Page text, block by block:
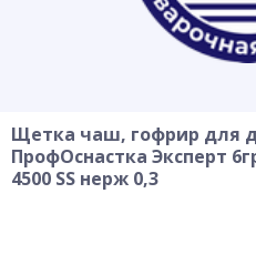
Щетка чаш, гофрир для
ПрофОснастка Эксперт
4500 SS нерж 0,3